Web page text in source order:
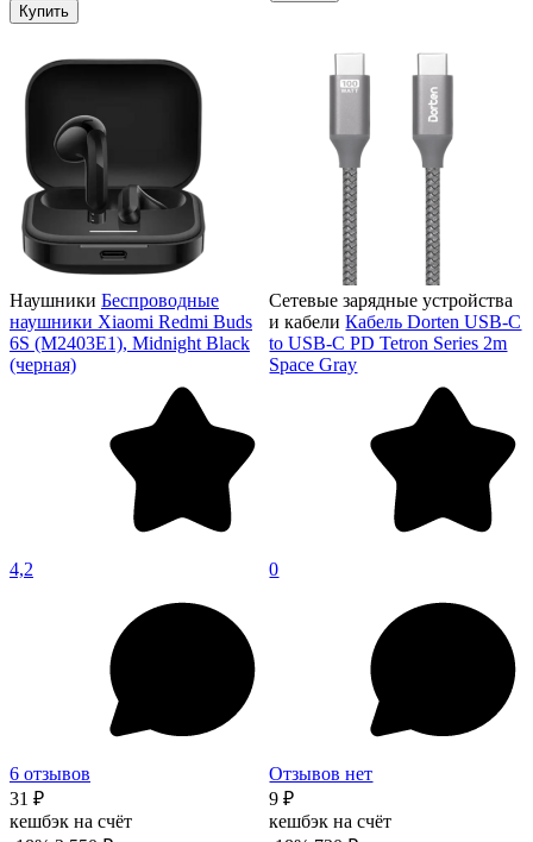
Купить
Наушники Беспроводные
наушники Xiaomi Redmi Buds
6S (M2403E1), Midnight Black
(черная)
4,2
6 отзывов
31 ₽
кешбэк на счёт
Сетевые зарядные устройства
и кабели Кабель Dorten USB-C
to USB-C PD Tetron Series 2m
Space Gray
0
Отзывов нет
9 ₽
кешбэк на счёт